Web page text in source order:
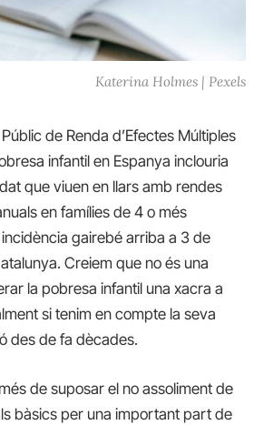
Katerina Holmes | Pexels
de Renda d’Efectes Múltiples
infantil en Espanya inclouria
que viuen en llars amb rendes
en famílies de 4 o més
gairebé arriba a 3 de
Creiem que no és una
la pobresa infantil una xacra a
si tenim en compte la seva
des de fa dècades.
de suposar el no assoliment de
bàsics per una important part de